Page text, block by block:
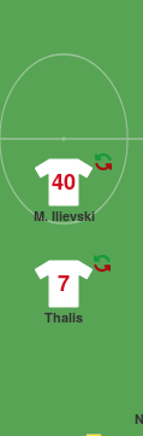
7
Thalis
40
M. Ilievski